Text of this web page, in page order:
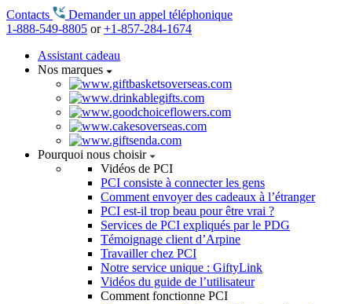
Contacts
Demander un appel téléphonique
1-888-549-8805 or+1-857-284-1674
Assistant cadeau
Nos marques
Pourquoi nous choisir
Vidéos de PCI
PCI consiste à connecter les gens
Comment envoyer des cadeaux à l’étranger
PCI est-il trop beau pour être vrai ?
Services de PCI expliqués par le PDG
Témoignage client d’Arpine
Travailler chez PCI
Notre service unique : GiftyLink
Vidéos du guide de l’utilisateur
Comment fonctionne PCI